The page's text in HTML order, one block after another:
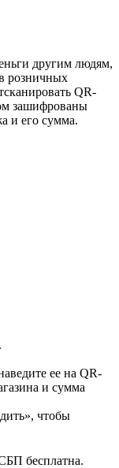
другим людям,
розничных
QR-
зашифрованы
и его сумма.
ее на QR-
и сумма
чтобы
бесплатна.